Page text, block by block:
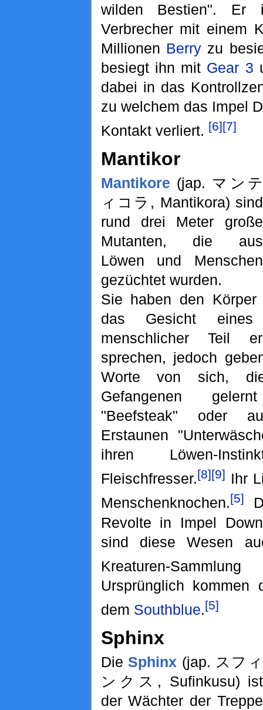
wilden Bestien".
Verbrecher mit einem
Millionen Berry zu
besiegt ihn mit Gear 3
dabei in das
zu welchem das Impel
Kontakt verliert. [6][7]
Mantikor
Mantikore (jap. マンテ
ィコラ, Mantikora) sind
rund drei Meter große
Mutanten, die aus
Löwen und Menschen
gezüchtet wurden.
Sie haben den
das Gesicht eines
menschlicher Teil
sprechen, jedoch
Worte von sich,
Gefangenen
"Beefsteak" oder
Erstaunen
ihren Löwen-
Fleischfresser.[8][9] Ihr
Menschenknochen.[5]
Revolte in Impel
sind diese Wesen
Kreaturen-
Ursprünglich kommen
dem Southblue.[5]
Sphinx
Die Sphinx (jap. スフィ
ンクス, Sufinkusu) ist
der Wächter der Treppe